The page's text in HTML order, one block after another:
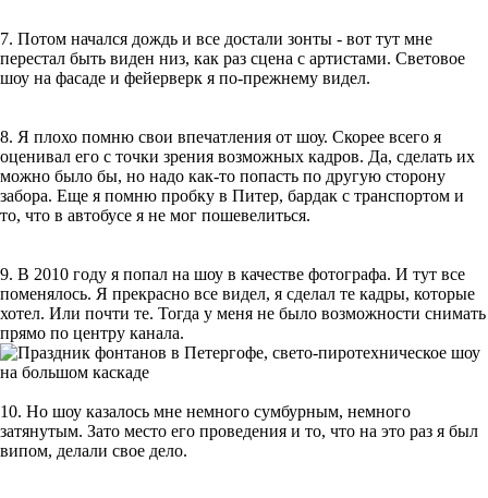
7. Потом начался дождь и все достали зонты - вот тут мне
перестал быть виден низ, как раз сцена с артистами. Световое
шоу на фасаде и фейерверк я по-прежнему видел.
8. Я плохо помню свои впечатления от шоу. Скорее всего я
оценивал его с точки зрения возможных кадров. Да, сделать их
можно было бы, но надо как-то попасть по другую сторону
забора. Еще я помню пробку в Питер, бардак с транспортом и
то, что в автобусе я не мог пошевелиться.
9. В 2010 году я попал на шоу в качестве фотографа. И тут все
поменялось. Я прекрасно все видел, я сделал те кадры, которые
хотел. Или почти те. Тогда у меня не было возможности снимать
прямо по центру канала.
10. Но шоу казалось мне немного сумбурным, немного
затянутым. Зато место его проведения и то, что на это раз я был
випом, делали свое дело.